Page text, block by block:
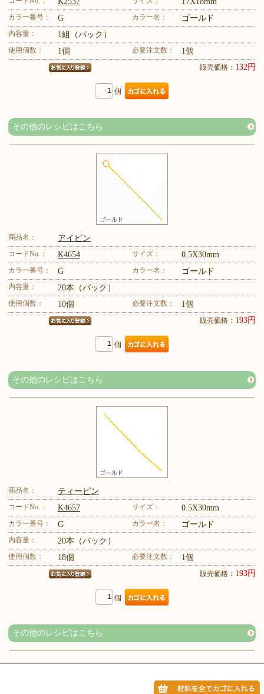
カラー番号： G カラー名： ゴールド
内容量： 1組（パック）
使用個数： 1個 必要注文数： 1個
販売価格： 132円
個
その他のレシピはこちら
商品名： アイピン
コードNo.： K4654 サイズ： 0.5X30mm
カラー番号： G カラー名： ゴールド
内容量： 20本（パック）
使用個数： 10個 必要注文数： 1個
販売価格： 193円
個
その他のレシピはこちら
商品名： ティーピン
コードNo.： K4657 サイズ： 0.5X30mm
カラー番号： G カラー名： ゴールド
内容量： 20本（パック）
使用個数： 18個 必要注文数： 1個
販売価格： 193円
個
その他のレシピはこちら